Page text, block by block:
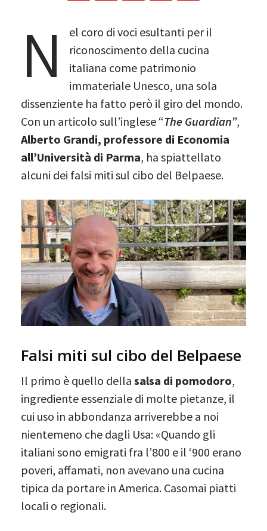
N
el coro di voci esultanti per il
riconoscimento della cucina
italiana come patrimonio
immateriale Unesco, una sola
dissenziente ha fatto però il giro del mondo.
Con un articolo sull’inglese “The Guardian”,
Alberto Grandi, professore di Economia
all’Università di Parma, ha spiattellato
alcuni dei falsi miti sul cibo del Belpaese.
Falsi miti sul cibo del Belpaese
Il primo è quello della salsa di pomodoro,
ingrediente essenziale di molte pietanze, il
cui uso in abbondanza arriverebbe a noi
nientemeno che dagli Usa: «Quando gli
italiani sono emigrati fra l’800 e il ‘900 erano
poveri, affamati, non avevano una cucina
tipica da portare in America. Casomai piatti
locali o regionali.